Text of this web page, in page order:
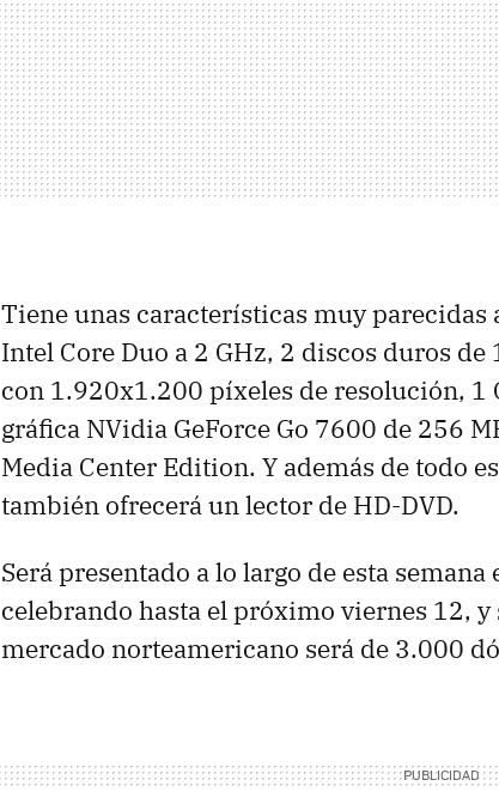
Tiene unas características muy parecidas
Intel Core Duo a 2 GHz, 2 discos duros
con 1.920x1.200 píxeles de resolución, 1
gráfica NVidia GeForce Go 7600 de 256
Media Center Edition. Y además de todo
también ofrecerá un lector de HD-DVD.
Será presentado a lo largo de esta semana
celebrando hasta el próximo viernes 12,
mercado norteamericano será de 3.000